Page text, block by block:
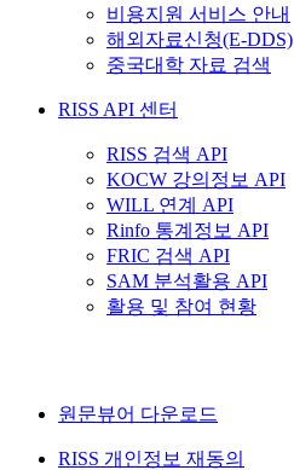
비용지원 서비스 안내
해외자료신청(E-DDS)
중국대학 자료 검색
RISS API 센터
RISS 검색 API
KOCW 강의정보 API
WILL 연계 API
Rinfo 통계정보 API
FRIC 검색 API
SAM 분석활용 API
활용 및 참여 현황
원문뷰어 다운로드
RISS 개인정보 재동의